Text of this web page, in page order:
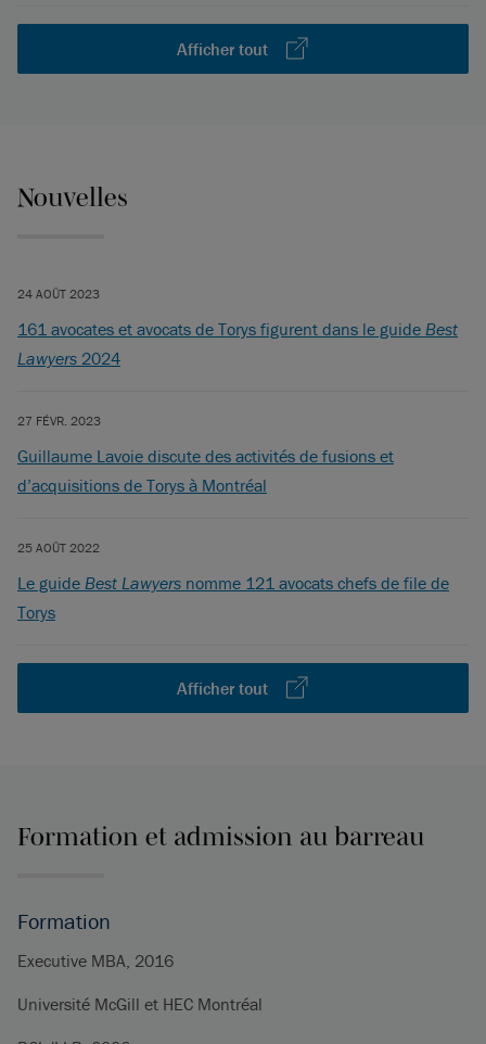
Afficher tout
Nouvelles
24 AOÛT 2023
161 avocates et avocats de Torys figurent dans le guide Best
Lawyers 2024
27 FÉVR. 2023
Guillaume Lavoie discute des activités de fusions et
d’acquisitions de Torys à Montréal
25 AOÛT 2022
Le guide Best Lawyers nomme 121 avocats chefs de file de
Torys
Afficher tout
Formation et admission au barreau
Formation
Executive MBA, 2016
Université McGill et HEC Montréal